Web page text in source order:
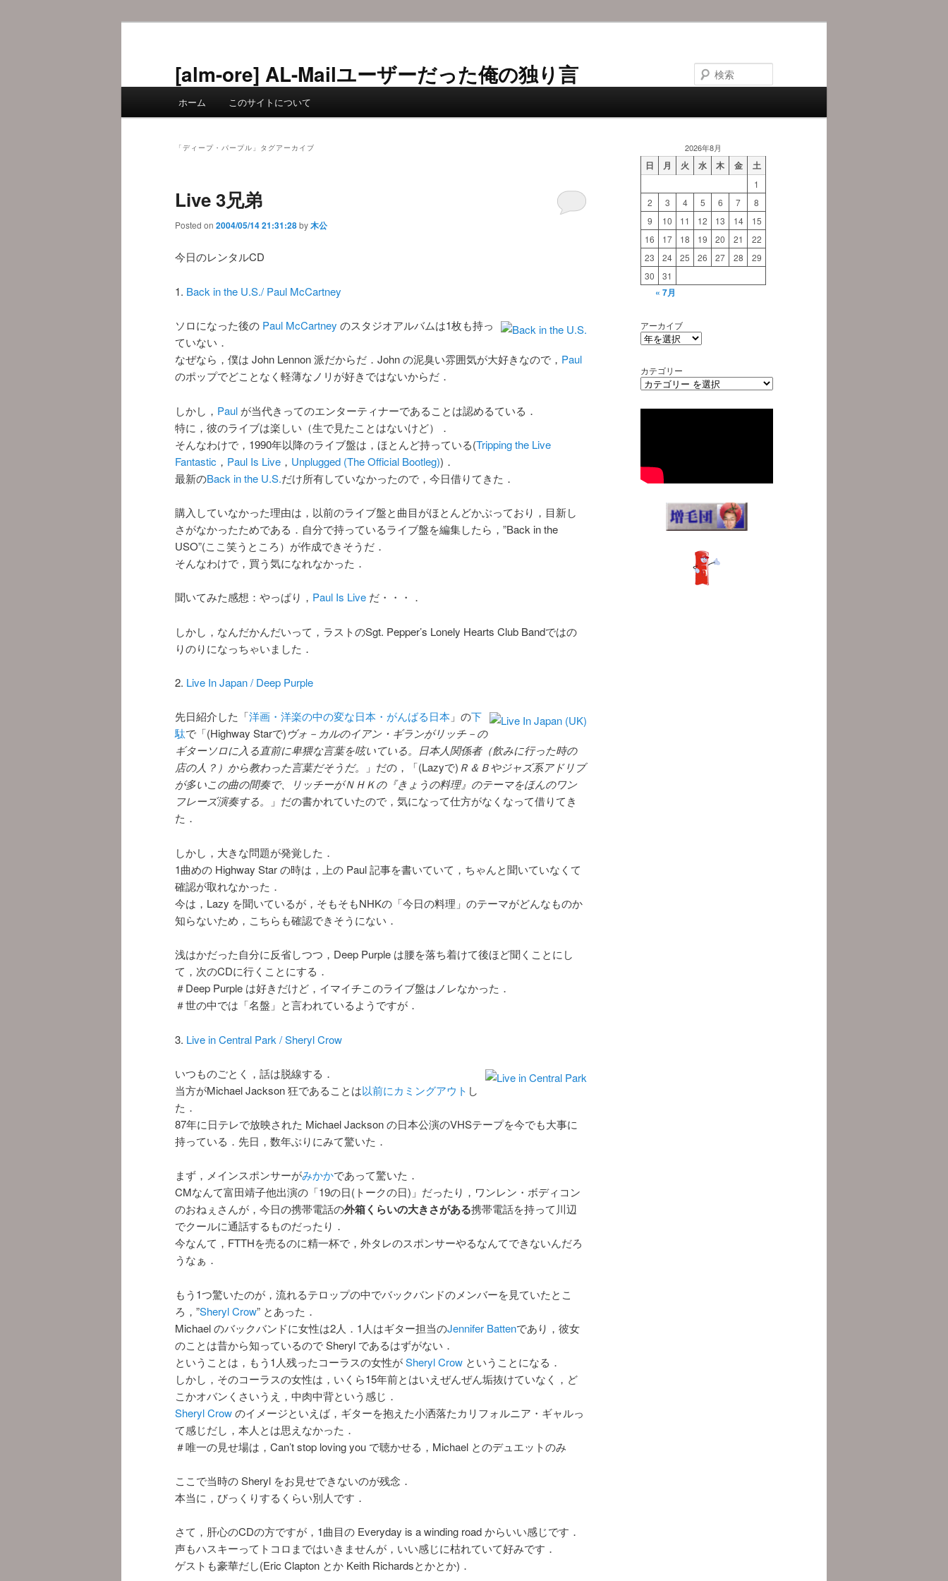
[alm-ore] AL-Mailユーザーだった俺の独り言
索
ホーム このサイトについて
「 ディープ・パープル 」タグアーカイブ
Live 3兄弟
Posted on 2004/05/14 21:31:28by木公
今日のレンタルCD
1. Back in the U.S./ Paul McCartney
ソロになった後の Paul McCartney のスタジオアルバムは1枚も持っ
ていない．
なぜなら，僕は John Lennon 派だからだ．John の泥臭い雰囲気が大好きなので， Paul
のポップでどことなく軽薄なノリが好きではないからだ．
しかし， Paul が当代きってのエンターティナーであることは認めるている．
特に，彼のライブは楽しい（生で見たことはないけど）．
そんなわけで，1990年以降のライブ盤は，ほとんど持っている(Tripping the Live
Fantastic ， Paul Is Live ， Unplugged (The Official Bootleg))．
最新のBack in the U.S.だけ所有していなかったので，今日借りてきた．
購入していなかった理由は，以前のライブ盤と曲目がほとんどかぶっており，目新し
さがなかったためである．自分で持っているライブ盤を編集したら，”Back in the
USO”(ここ笑うところ）が作成できそうだ．
そんなわけで，買う気になれなかった．
聞いてみた感想：やっぱり， Paul Is Live だ・・・．
しかし，なんだかんだいって，ラストのSgt. Pepper’s Lonely Hearts Club Bandではの
りのりになっちゃいました．
2. Live In Japan / Deep Purple
先日紹介した「洋画・洋楽の中の変な日本・がんばる日本 」の下
駄で「(Highway Starで)ヴォ－カルのイアン・ギランがリッチ－の
ギターソロに入る直前に卑猥な言葉を呟いている。日本人関係者（飲みに行った時の
店の人？）から教わった言葉だそうだ。
」だの，「(Lazyで) Ｒ＆Ｂやジャズ系アドリブ
が多いこの曲の間奏で、リッチーがＮＨＫの『きょうの料理』のテーマをほんのワン
フレーズ演奏する。
」だの書かれていたので，気になって仕方がなくなって借りてき
た．
しかし，大きな問題が発覚した．
1曲めの Highway Star の時は，上の Paul 記事を書いていて，ちゃんと聞いていなくて
確認が取れなかった．
今は，Lazy を聞いているが，そもそもNHKの「今日の料理」のテーマがどんなものか
知らないため，こちらも確認できそうにない．
浅はかだった自分に反省しつつ，Deep Purple は腰を落ち着けて後ほど聞くことにし
て，次のCDに行くことにする．
＃Deep Purple は好きだけど，イマイチこのライブ盤はノレなかった．
＃世の中では「名盤」と言われているようですが．
3. Live in Central Park / Sheryl Crow
いつものごとく，話は脱線する．
当方がMichael Jackson 狂であることは以前にカミングアウト し
た．
87年に日テレで放映された Michael Jackson の日本公演のVHSテープを今でも大事に
持っている．先日，数年ぶりにみて驚いた．
まず，メインスポンサーがみかかであって驚いた．
CMなんて富田靖子他出演の「19の日(トークの日)」だったり，ワンレン・ボディコン
のおねぇさんが，今日の携帯電話の外箱くらいの大きさがある携帯電話を持って川辺
でクールに通話するものだったり．
今なんて，FTTHを売るのに精一杯で，外タレのスポンサーやるなんてできないんだろ
うなぁ．
もう1つ驚いたのが，流れるテロップの中でバックバンドのメンバーを見ていたとこ
ろ，”Sheryl Crow” とあった．
Michael のバックバンドに女性は2人．1人はギター担当のJennifer Battenであり，彼女
のことは昔から知っているので Sheryl であるはずがない．
ということは，もう1人残ったコーラスの女性がSheryl Crow ということになる．
しかし，そのコーラスの女性は，いくら15年前とはいえぜんぜん垢抜けていなく，ど
こかオバンくさいうえ，中肉中背という感じ．
Sheryl Crowのイメージといえば，ギターを抱えた小洒落たカリフォルニア・ギャルっ
て感じだし，本人とは思えなかった．
＃唯一の見せ場は，Can’t stop loving you で聴かせる，Michael とのデュエットのみ
ここで当時の Sheryl をお見せできないのが残念．
本当に，びっくりするくらい別人です．
さて，肝心のCDの方ですが，1曲目の Everyday is a winding road からいい感じです．
声もハスキーってトコロまではいきませんが，いい感じに枯れていて好みです．
ゲストも豪華だし(Eric Clapton とか Keith Richardsとかとか)．
2026年8月
日 月 火 水 木 金 土
1
2
3 4 5 6 7
8
9
10 11 12 13 14
15
16
17 18 19 20 21
22
23
24 25 26 27 28
29
30
31
« 7月
アーカイブ
カテゴリー